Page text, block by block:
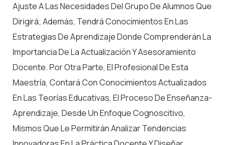
Ajuste A Las Necesidades Del Grupo De Alumnos Que
Dirigirá; Además, Tendrá Conocimientos En Las
Estrategias De Aprendizaje Donde Comprenderán La
Importancia De La Actualización Y Asesoramiento
Docente. Por Otra Parte, El Profesional De Esta
Maestría, Contará Con Conocimientos Actualizados
En Las Teorías Educativas, El Proceso De Enseñanza-
Aprendizaje, Desde Un Enfoque Cognoscitivo,
Mismos Que Le Permitirán Analizar Tendencias